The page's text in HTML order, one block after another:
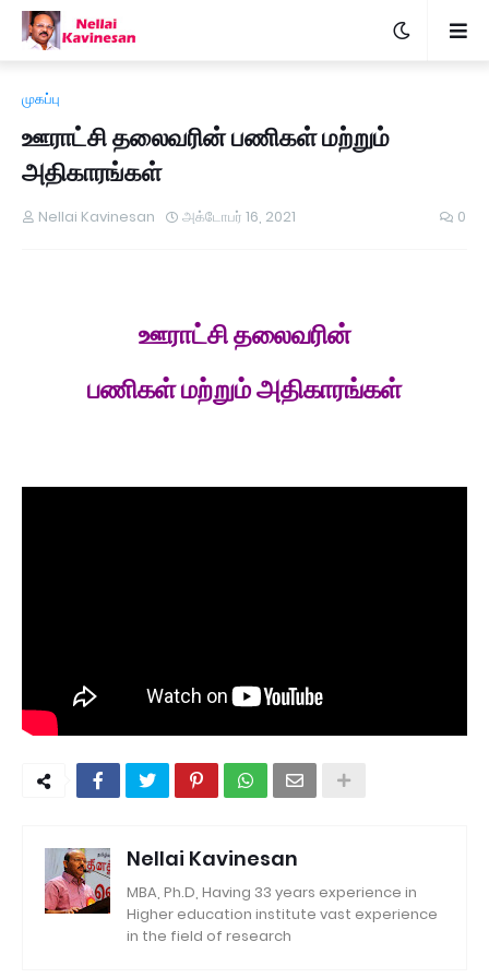
முகப்பு
ஊராட்சி தலைவரின் பணிகள் மற்றும்
அதிகாரங்கள்
Nellai Kavinesan அக்டோபர் 16, 2021 0
ஊராட்சி தலைவரின்
பணிகள் மற்றும் அதிகாரங்கள்
Nellai Kavinesan
MBA, Ph.D, Having 33 years experience in
Higher education institute vast experience
in the field of research